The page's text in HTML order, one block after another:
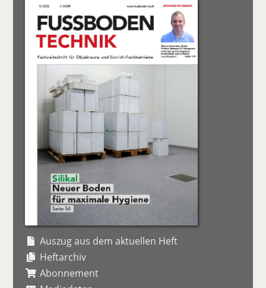
Auszug aus dem aktuellen Heft
Heftarchiv
Abonnement